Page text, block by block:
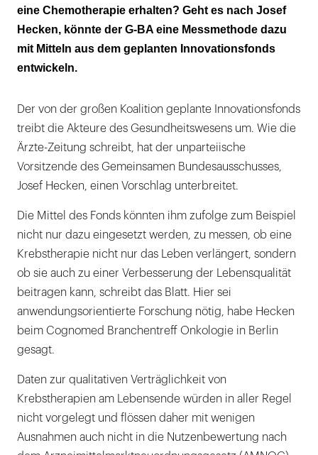
eine Chemotherapie erhalten? Geht es nach Josef
Hecken, könnte der G-BA eine Messmethode dazu
mit Mitteln aus dem geplanten Innovationsfonds
entwickeln.
Der von der großen Koalition geplante Innovationsfonds
treibt die Akteure des Gesundheitswesens um. Wie die
Ärzte-Zeitung schreibt, hat der unparteiische
Vorsitzende des Gemeinsamen Bundesausschusses,
Josef Hecken, einen Vorschlag unterbreitet.
Die Mittel des Fonds könnten ihm zufolge zum Beispiel
nicht nur dazu eingesetzt werden, zu messen, ob eine
Krebstherapie nicht nur das Leben verlängert, sondern
ob sie auch zu einer Verbesserung der Lebensqualität
beitragen kann, schreibt das Blatt. Hier sei
anwendungsorientierte Forschung nötig, habe Hecken
beim Cognomed Branchentreff Onkologie in Berlin
gesagt.
Daten zur qualitativen Verträglichkeit von
Krebstherapien am Lebensende würden in aller Regel
nicht vorgelegt und flössen daher mit wenigen
Ausnahmen auch nicht in die Nutzenbewertung nach